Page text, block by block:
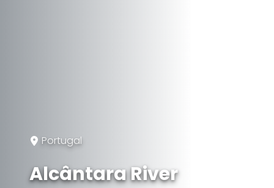
Portugal
Alcântara River